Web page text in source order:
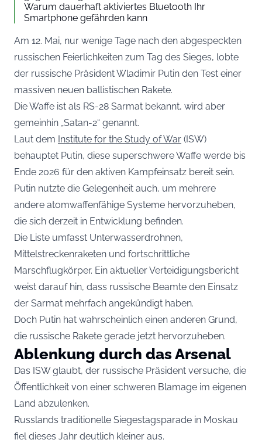
Warum dauerhaft aktiviertes Bluetooth Ihr
Smartphone gefährden kann
Am 12. Mai, nur wenige Tage nach den abgespeckten
russischen Feierlichkeiten zum Tag des Sieges, lobte
der russische Präsident Wladimir Putin den Test einer
massiven neuen ballistischen Rakete.
Die Waffe ist als RS-28 Sarmat bekannt, wird aber
gemeinhin „Satan-2“ genannt.
Laut dem Institute for the Study of War (ISW)
behauptet Putin, diese superschwere Waffe werde bis
Ende 2026 für den aktiven Kampfeinsatz bereit sein.
Putin nutzte die Gelegenheit auch, um mehrere
andere atomwaffenfähige Systeme hervorzuheben,
die sich derzeit in Entwicklung befinden.
Die Liste umfasst Unterwasserdrohnen,
Mittelstreckenraketen und fortschrittliche
Marschflugkörper. Ein aktueller Verteidigungsbericht
weist darauf hin, dass russische Beamte den Einsatz
der Sarmat mehrfach angekündigt haben.
Doch Putin hat wahrscheinlich einen anderen Grund,
die russische Rakete gerade jetzt hervorzuheben.
Ablenkung durch das Arsenal
Das ISW glaubt, der russische Präsident versuche, die
Öffentlichkeit von einer schweren Blamage im eigenen
Land abzulenken.
Russlands traditionelle Siegestagsparade in Moskau
fiel dieses Jahr deutlich kleiner aus.